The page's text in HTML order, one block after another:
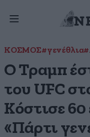
ΚΟΣΜΟΣ#γενέθλια
Ο Τραμπ
του UFC
Κόστισε 60
«Πάρτι